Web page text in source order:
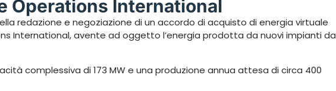
Operations International
redazione e negoziazione di un accordo di acquisto di energia virtuale
International, avente ad oggetto l’energia prodotta da nuovi impianti da
complessiva di 173 MW e una produzione annua attesa di circa 400